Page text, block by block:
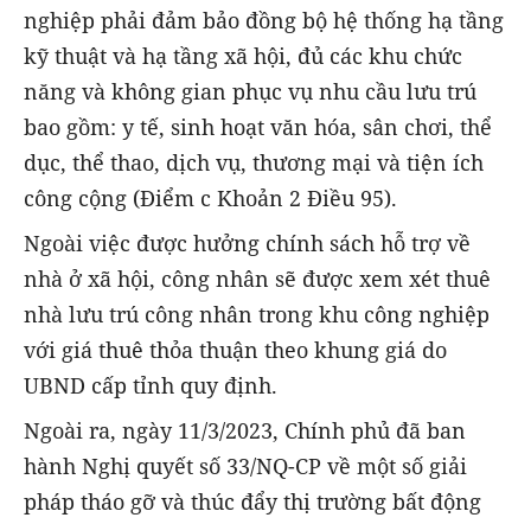
nghiệp phải đảm bảo đồng bộ hệ thống hạ tầng
kỹ thuật và hạ tầng xã hội, đủ các khu chức
năng và không gian phục vụ nhu cầu lưu trú
bao gồm: y tế, sinh hoạt văn hóa, sân chơi, thể
dục, thể thao, dịch vụ, thương mại và tiện ích
công cộng (Điểm c Khoản 2 Điều 95).
Ngoài việc được hưởng chính sách hỗ trợ về
nhà ở xã hội, công nhân sẽ được xem xét thuê
nhà lưu trú công nhân trong khu công nghiệp
với giá thuê thỏa thuận theo khung giá do
UBND cấp tỉnh quy định.
Ngoài ra, ngày 11/3/2023, Chính phủ đã ban
hành Nghị quyết số 33/NQ-CP về một số giải
pháp tháo gỡ và thúc đẩy thị trường bất động